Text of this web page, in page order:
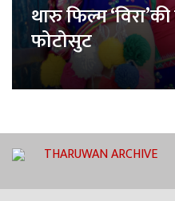
थारु फिल्म
फोटोसुट
THARUWAN ARCHIVE